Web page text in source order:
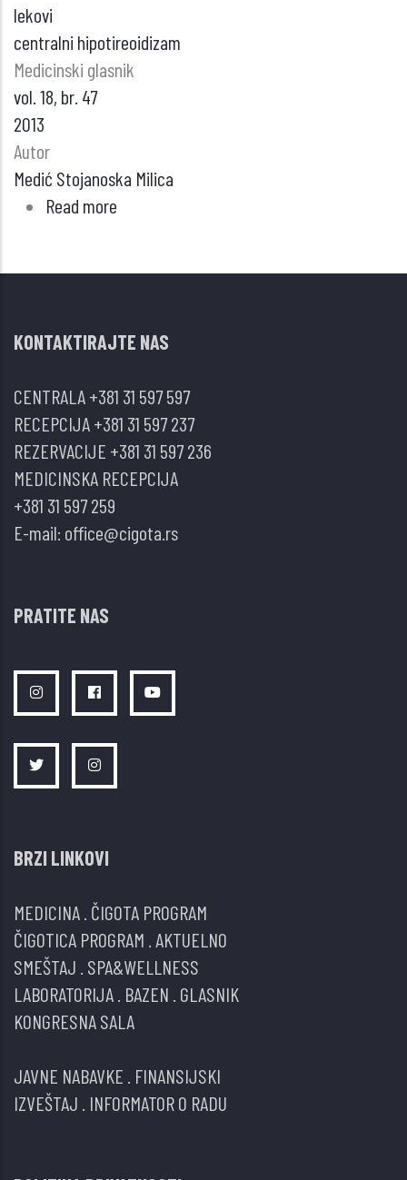
lekovi
centralni hipotireoidizam
Medicinski glasnik
vol. 18, br. 47
2013
Autor
Medić Stojanoska Milica
Read more
CENTRALNI
KONTAKTIRAJTE NAS
CENTRALA+381 31 597 597
RECEPCIJA+381 31 597 237
REZERVACIJE +381 31 597 236
MEDICINSKA RECEPCIJA
+381 31 597 259
E-mail: office@cigota.rs
PRATITE NAS
BRZI LINKOVI
MEDICINA ČIGOTA PROGRAM
ČIGOTICA PROGRAM AKTUELNO
SMEŠTAJ SPA&WELLNESS
LABORATORIJA BAZEN GLASNIK
KONGRESNA SALA
JAVNE NABAVKE FINANSIJSKI
IZVEŠTAJ INFORMATOR O RADU